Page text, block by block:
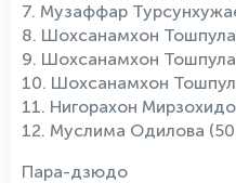
7. Музаффар
8. Шохсанамхон
9. Шохсанамхон
10. Шохсанамхон
11. Нигорахон
12. Муслима Одилова
Пара-дзюдо